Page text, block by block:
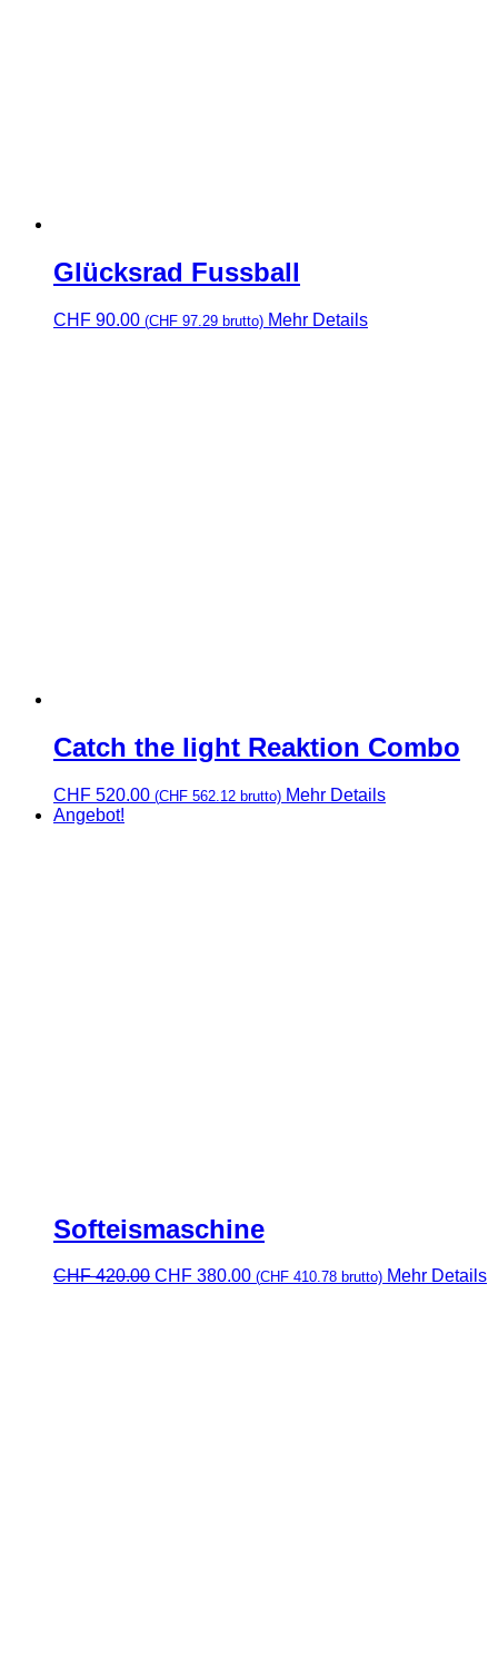
Glücksrad Fussball
CHF 90.00 (CHF 97.29 brutto) Mehr Details
Catch the light Reaktion Combo
CHF 520.00 (CHF 562.12 brutto) Mehr Details
Angebot!
Softeismaschine
CHF420.00 Ursprünglicher
CHF 380.00Aktueller
(CHF 410.78 brutto) Mehr Details